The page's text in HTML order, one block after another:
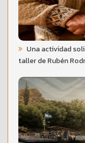
Una actividad
taller de Rubén